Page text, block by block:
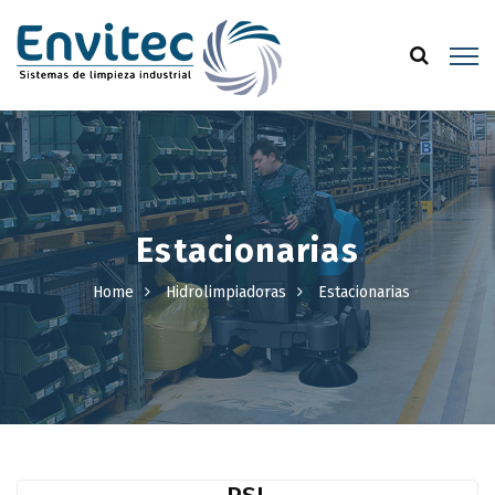
Estacionarias
Home Hidrolimpiadoras Estacionarias